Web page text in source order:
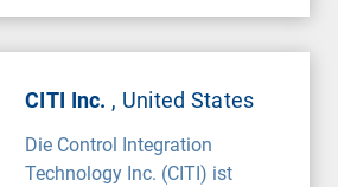
CITI Inc. , United States
Die Control Integration
Technology Inc. (CITI) ist